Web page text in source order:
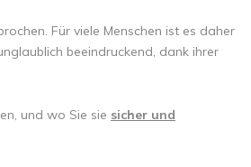
Für viele Menschen ist es daher
beeindruckend, dank ihrer
und wo Sie sie sicher und